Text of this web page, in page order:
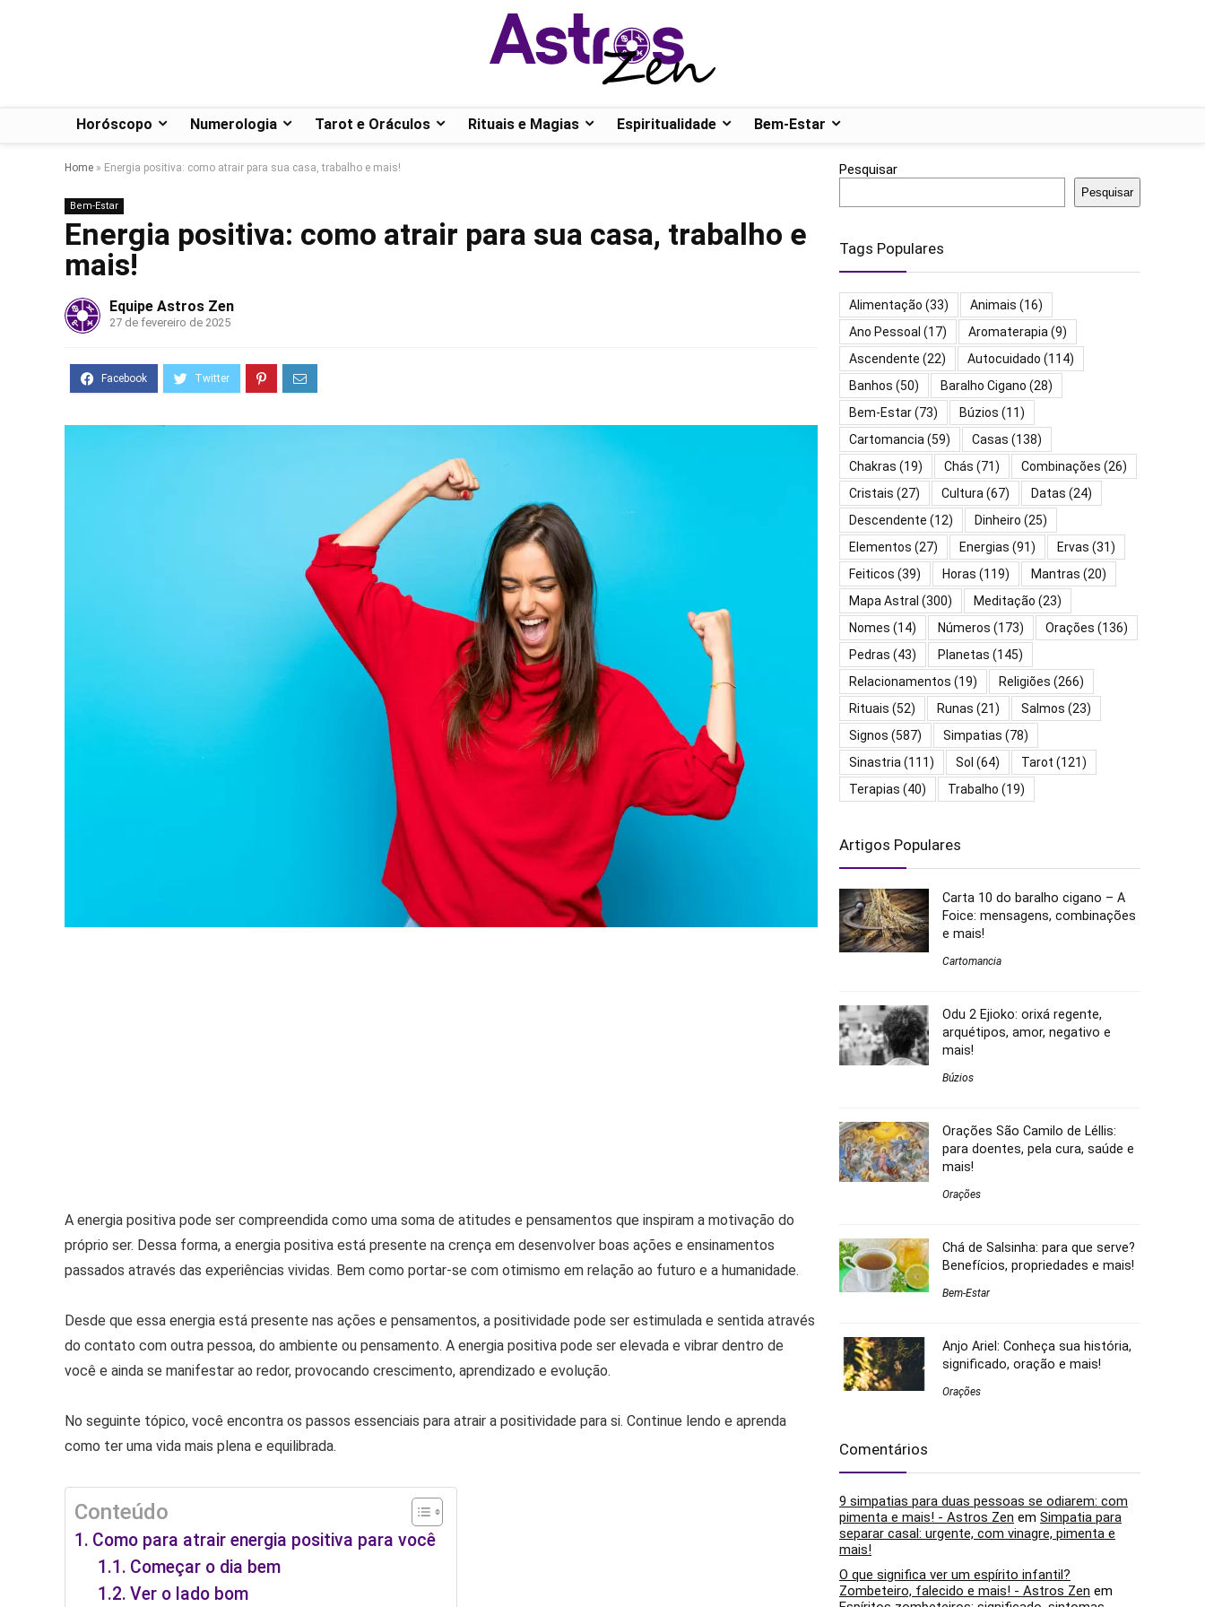
Horóscopo Numerologia Tarot e Oráculos Rituais e Magias Espiritualidade Bem-Estar
Home » Energia positiva: como atrair para sua casa, trabalho e mais!
Bem-Estar
Energia positiva: como atrair para sua casa, trabalho e
mais!
Equipe Astros Zen
27 de fevereiro de 2025
A energia positiva pode ser compreendida como uma soma de atitudes e pensamentos que inspiram a motivação do
próprio ser. Dessa forma, a energia positiva está presente na crença em desenvolver boas ações e ensinamentos
passados através das experiências vividas. Bem como portar-se com otimismo em relação ao futuro e a humanidade.
Desde que essa energia está presente nas ações e pensamentos, a positividade pode ser estimulada e sentida através
do contato com outra pessoa, do ambiente ou pensamento. A energia positiva pode ser elevada e vibrar dentro de
você e ainda se manifestar ao redor, provocando crescimento, aprendizado e evolução.
No seguinte tópico, você encontra os passos essenciais para atrair a positividade para si. Continue lendo e aprenda
como ter uma vida mais plena e equilibrada.
Conteúdo
Como para atrair energia positiva para você
Começar o dia bem
Ver o lado bom
Pesquisar
Pesquisar
Tags Populares
Alimentação (33) Animais (16)
Ano Pessoal (17) Aromaterapia(9)
Ascendente (22) Autocuidado (114)
Banhos (50) Baralho Cigano (28)
Bem-Estar(73) Búzios (11)
Cartomancia(59) Casas (138)
Chakras (19) Chás (71) Combinações (26)
Cristais (27) Cultura(67) Datas (24)
Descendente (12) Dinheiro (25)
Elementos (27) Energias (91) Ervas (31)
Feiticos (39) Horas (119) Mantras (20)
Mapa Astral (300) Meditação (23)
Nomes (14) Números (173) Orações (136)
Pedras (43) Planetas (145)
Relacionamentos (19) Religiões (266)
Rituais (52) Runas (21) Salmos (23)
Signos (587) Simpatias (78)
Sinastria(111) Sol (64) Tarot (121)
Terapias (40) Trabalho (19)
Artigos Populares
Carta 10 do baralho cigano – A
Foice: mensagens, combinações
e mais!
Cartomancia
Odu 2 Ejioko: orixá regente,
arquétipos, amor, negativo e
mais!
Búzios
Orações São Camilo de Léllis:
para doentes, pela cura, saúde e
mais!
Orações
Chá de Salsinha: para que serve?
Benefícios, propriedades e mais!
Bem-Estar
Anjo Ariel: Conheça sua história,
significado, oração e mais!
Orações
Comentários
9 simpatias para duas pessoas se odiarem: com
pimenta e mais! - Astros Zen em Simpatia para
separar casal: urgente, com vinagre, pimenta e
mais!
O que significa ver um espírito infantil?
Zombeteiro, falecido e mais! - Astros Zen em